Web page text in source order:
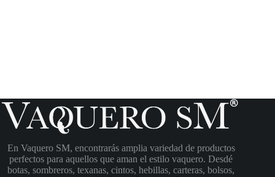
En Vaquero SM, encontrarás amplia variedad de productos
perfectos para aquellos que aman el estilo vaquero. Desdé
botas, sombreros, texanas, cintos, hebillas, carteras, bolsos,